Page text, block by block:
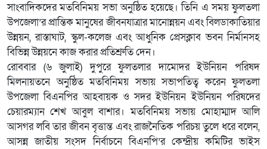
সাংবাদিকদের মতবিনিময় সভা অনুষ্ঠিত হয়েছে। তিনি এ সময় ফুলতলা
উপজেলা’র প্রান্তিক মানুষের জীবনযাত্রার মানোন্নয়ন এবং বিলডাকাতিয়ার
উন্নয়ন, রাস্তাঘাট, স্কুল-কলেজ এবং আধুনিক প্রেসক্লাব ভবন নির্মানসহ
বিভিন্ন উন্নয়নে কাজ করার প্রতিশ্রুতি দেন।
রোববার (৬ জুলাই) দুপুরে ফুলতলার দামোদর ইউনিয়ন পরিষদ
মিলনায়তনে অনুষ্ঠিত মতবিনিময় সভায় সভাপতিত্ব করেন ফুলতলা
উপজেলা বিএনপির আহবায়ক ও সদর ইউনিয়ন ইউনিয়ন পরিষদের
চেয়ারম্যান শেখ আবুল বাশার। মতবিনিময় সভায় মোহাম্মাদ আলি
আসগর লবি তার জীবন বৃত্তান্ত এবং রাজনৈতিক পরিচয় তুলে ধরে বলেন,
আসন্ন জাতীয় সংসদ নির্বাচনে বিএনপি’র কেন্দ্রীয় কমিটির ভাইস